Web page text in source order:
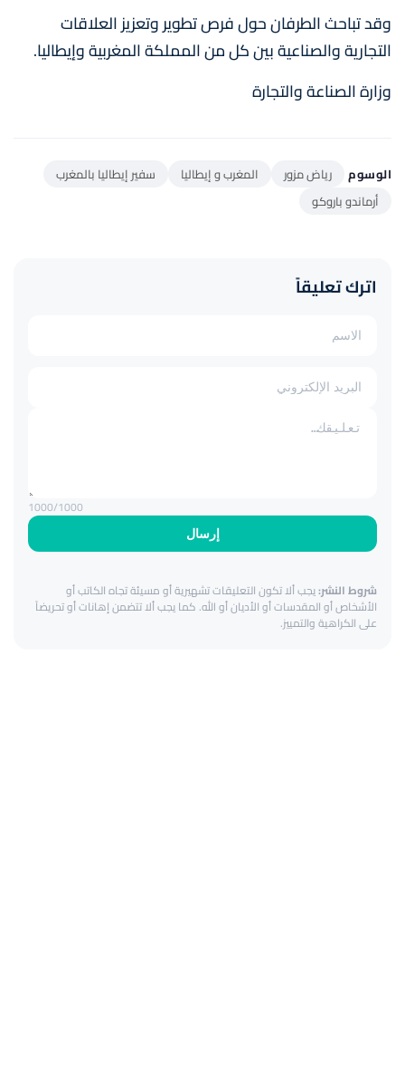
وقد تباحث الطرفان حول فرص تطوير وتعزيز العلاقات
التجارية والصناعية بين كل من المملكة المغربية وإيطاليا.
وزارة الصناعة والتجارة
الوسوم رياض مزور المغرب و إيطاليا
سفير إيطاليا بالمغرب
أرماندو باروكو
اترك تعليقاً
إرسال
1000/1000
شروط النشر:يجب ألا تكون التعليقات تشهيرية أو مسيئة تجاه الكاتب أو
الأشخاص أو المقدسات أو الأديان أو الله. كما يجب ألا تتضمن إهانات أو تحريضاً
على الكراهية والتمييز.